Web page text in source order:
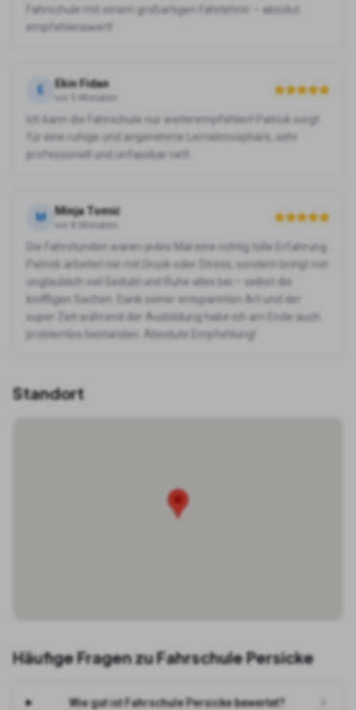
Fahrschule mit einem großartigen Fahrlehrer – absolut
empfehlenswert!
E Ekin Fidan
vor 5 Monaten
Ich kann die Fahrschule nur weiterempfehlen! Patrick sorgt
für eine ruhige und angenehme Lernatmosphäre, sehr
professionell und unfassbar nett.
M Minja Tomić
vor 8 Monaten
Die Fahrstunden waren jedes Mal eine richtig tolle Erfahrung.
Patrick arbeitet nie mit Druck oder Stress, sondern bringt mit
unglaublich viel Geduld und Ruhe alles bei – selbst die
kniffligen Sachen. Dank seiner entspannten Art und der
super Zeit während der Ausbildung habe ich am Ende auch
problemlos bestanden. Absolute Empfehlung!
Standort
Häufige Fragen zuFahrschule Persicke
Wie gut ist Fahrschule Persicke bewertet?